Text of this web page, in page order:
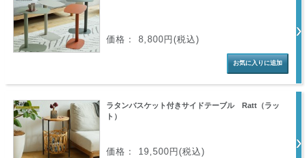
価格： 8,800円(税込)
ラタンバスケット付きサイドテーブル Ratt（ラッ
ト）
価格： 19,500円(税込)